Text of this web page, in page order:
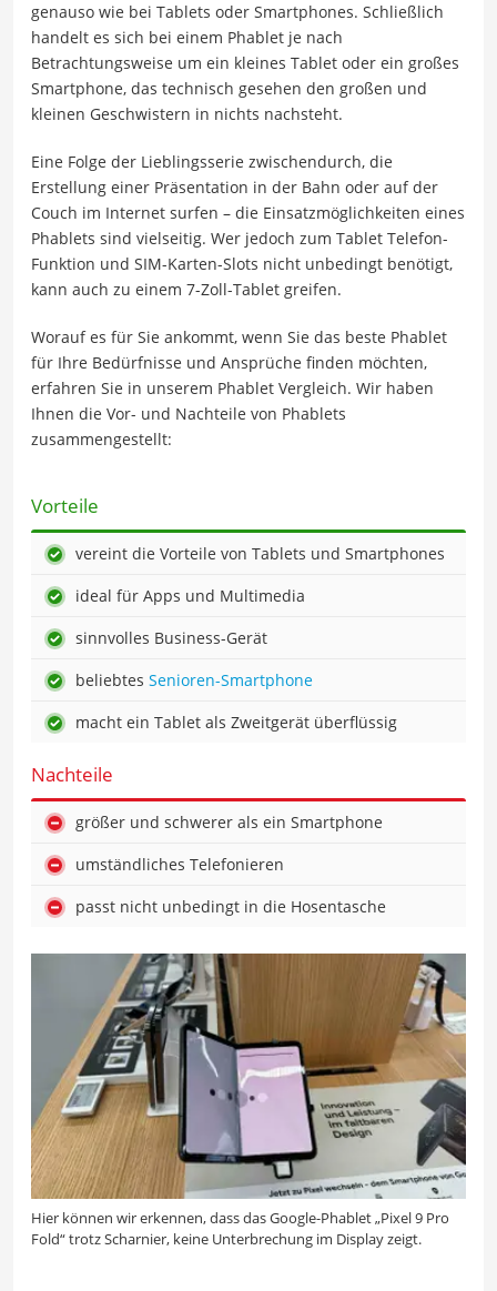
genauso wie bei Tablets oder Smartphones. Schließlich
handelt es sich bei einem Phablet je nach
Betrachtungsweise um ein kleines Tablet oder ein großes
Smartphone, das technisch gesehen den großen und
kleinen Geschwistern in nichts nachsteht.
Eine Folge der Lieblingsserie zwischendurch, die
Erstellung einer Präsentation in der Bahn oder auf der
Couch im Internet surfen – die Einsatzmöglichkeiten eines
Phablets sind vielseitig. Wer jedoch zum Tablet Telefon-
Funktion und SIM-Karten-Slots nicht unbedingt benötigt,
kann auch zu einem 7-Zoll-Tablet greifen.
Worauf es für Sie ankommt, wenn Sie das beste Phablet
für Ihre Bedürfnisse und Ansprüche finden möchten,
erfahren Sie in unserem Phablet Vergleich. Wir haben
Ihnen die Vor- und Nachteile von Phablets
zusammengestellt:
Vorteile
vereint die Vorteile von Tablets und Smartphones
ideal für Apps und Multimedia
sinnvolles Business-Gerät
beliebtes Senioren-Smartphone
macht ein Tablet als Zweitgerät überflüssig
Nachteile
größer und schwerer als ein Smartphone
umständliches Telefonieren
passt nicht unbedingt in die Hosentasche
Hier können wir erkennen, dass das Google-Phablet „Pixel 9 Pro
Fold“ trotz Scharnier, keine Unterbrechung im Display zeigt.